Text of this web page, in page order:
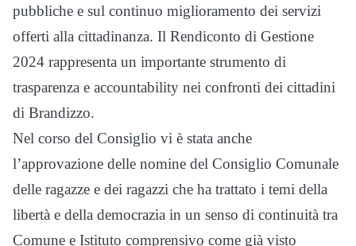
pubbliche e sul continuo miglioramento dei servizi
offerti alla cittadinanza. Il Rendiconto di Gestione
2024 rappresenta un importante strumento di
trasparenza e accountability nei confronti dei cittadini
di Brandizzo.
Nel corso del Consiglio vi è stata anche
l’approvazione delle nomine del Consiglio Comunale
delle ragazze e dei ragazzi che ha trattato i temi della
libertà e della democrazia in un senso di continuità tra
Comune e Istituto comprensivo come già visto